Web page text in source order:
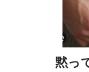
黙っ